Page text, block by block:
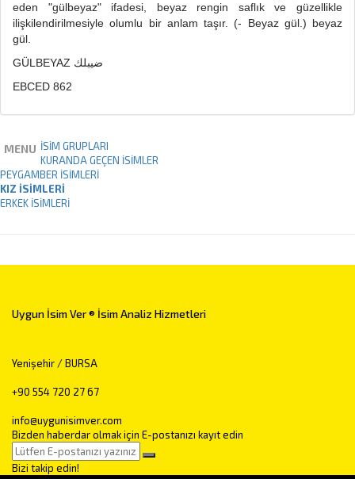
eden "gülbeyaz" ifadesi, beyaz rengin saflık ve güzellikle
ilişkilendirilmesiyle olumlu bir anlam taşır. (- Beyaz gül.) beyaz
gül.
GÜLBEYAZ ضيبلك
EBCED 862
MENU İSİM GRUPLARI
KURANDA GEÇEN İSIMLER
PEYGAMBER İSIMLERI
KIZ İSIMLERI
ERKEK İSIMLERI
Uygun İsim Ver ® İsim Analiz Hizmetleri
Yenişehir / BURSA
+90 554 720 27 67
info@uygunisimver.com
Bizden haberdar olmak için E-postanızı kayıt edin
Bizi takip edin!